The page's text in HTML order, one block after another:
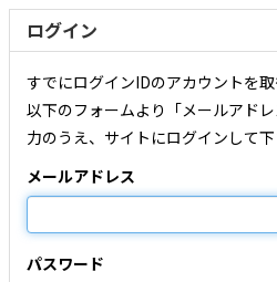
ログイン
すでにログインIDのアカウントを
以下のフォームより「メールアド
力のうえ、サイトにログインして下
メールアドレス
パスワード